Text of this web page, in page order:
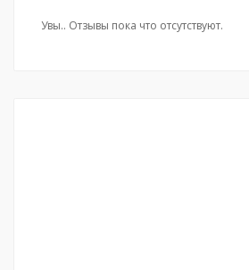
Увы.. Отзывы пока что отсутствуют.